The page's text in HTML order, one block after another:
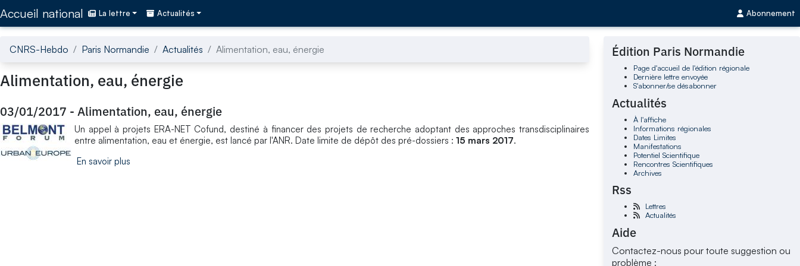
Accueil national La lettre Actualités Abonnement
CNRS-Hebdo Paris Normandie Actualités Alimentation, eau, énergie
Alimentation, eau, énergie
03/01/2017 - Alimentation, eau, énergie
Un appel à projets ERA-NET Cofund, destiné à financer des projets de recherche adoptant des approches transdisciplinaires
entre alimentation, eau et énergie, est lancé par l'ANR. Date limite de dépôt des pré-dossiers : 15 mars 2017.
En savoir plus
Édition Paris Normandie
Page d'accueil de l'édition régionale
Dernière lettre envoyée
S'abonner/se désabonner
Actualités
À l'affiche
Informations régionales
Dates Limites
Manifestations
Potentiel Scientifique
Rencontres Scientifiques
Archives
Rss
Lettres
Actualités
Aide
Contactez-nous pour toute suggestion ou
problème :